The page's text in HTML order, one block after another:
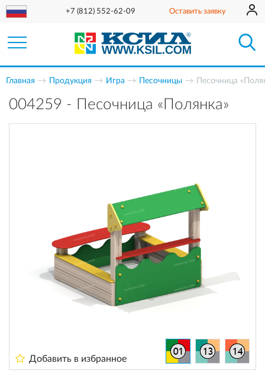
+7 (812) 552-62-09 Оставить заявку
Главная Продукция Игра Песочницы Песочница
004259 - Песочница «Полянка»
Добавить в избранное